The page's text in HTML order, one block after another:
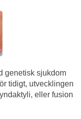
genetisk sjukdom
tidigt, utvecklingen
eller fusion